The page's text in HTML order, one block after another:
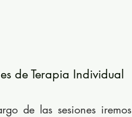
de Terapia Individual
de las sesiones iremos